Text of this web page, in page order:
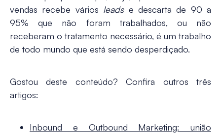
vendas recebe vários leads e descarta de 90 a
95% que não foram trabalhados, ou não
receberam o tratamento necessário, é um trabalho
de todo mundo que está sendo desperdiçado.
Gostou deste conteúdo? Confira outros três
artigos:
Inbound e Outbound Marketing: união